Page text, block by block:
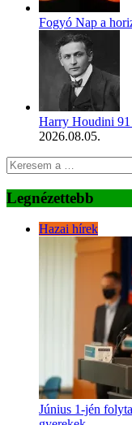
Fogyó Nap a
Harry Houdini 91
2026.08.05.
Legnézettebb
Hazai hírek
Június 1-jén